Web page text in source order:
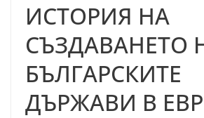
ИСТОРИЯ НА
СЪЗДАВАНЕТО
БЪЛГАРСКИТЕ
ДЪРЖАВИ В